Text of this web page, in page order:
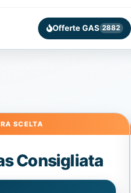
Offerte GAS 2882
Consigliata